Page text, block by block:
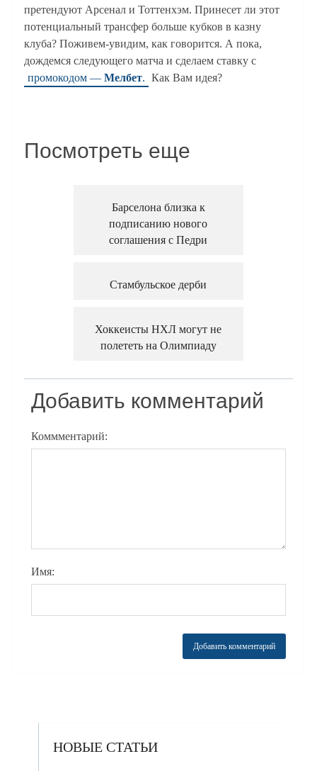
претендуют Арсенал и Тоттенхэм. Принесет ли этот
потенциальный трансфер больше кубков в казну
клуба? Поживем-увидим, как говорится. А пока,
дождемся следующего матча и сделаем ставку с
промокодом — Мелбет. Как Вам идея?
Посмотреть еще
Барселона близка к
подписанию нового
соглашения с Педри
Стамбульское дерби
Хоккеисты НХЛ могут не
полететь на Олимпиаду
Добавить комментарий
Коммментарий:
Имя:
НОВЫЕ СТАТЬИ